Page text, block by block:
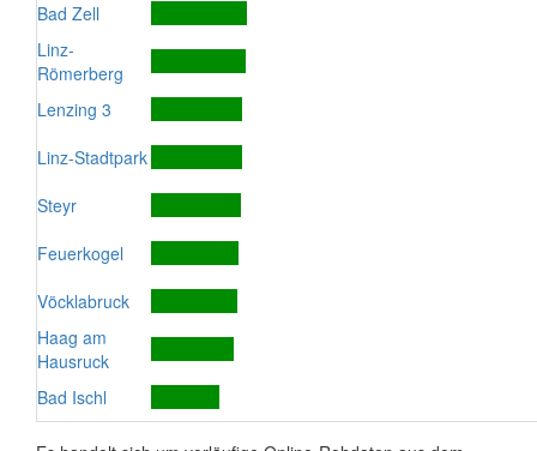
Bad Zell
Linz-
Römerberg
Lenzing 3
Linz-Stadtpark
Steyr
Feuerkogel
Vöcklabruck
Haag am
Hausruck
Bad Ischl